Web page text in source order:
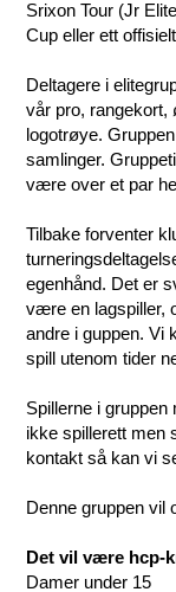
Srixon Tour (Jr
Cup eller ett
Deltagere i
vår pro, rangekort,
logotrøye.
samlinger.
være over et par
Tilbake forventer
egenhånd. Det er
være en lagspiller,
andre i guppen. Vi
spill utenom tider
Spillerne i gruppen
ikke spillerett men
kontakt så kan vi
Denne gruppen vil
Det vil være hcp-
Damer under 15